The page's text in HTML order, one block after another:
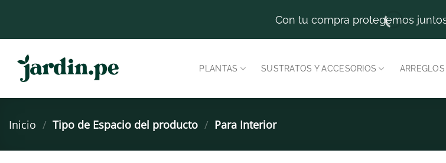
contenido
Con tu compra protegemos
PLANTAS SUSTRATOS Y ACCESORIOS
Inicio / Tipo de Espacio del producto / Para Interior